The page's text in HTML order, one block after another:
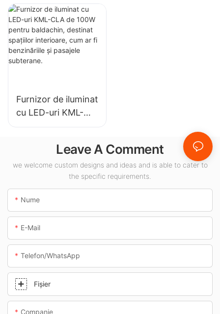
pentru instalații
industriale,
depozite și alte
aplicații de iluminat
interior.
Furnizor de iluminat
cu LED-uri KML-
CLA de 100W
destinat spațiilor
interioare, cum ar fi
benzinăriile și
pasajele subterane.
Leave A Comment
we welcome custom designs and ideas and is able to cater to
the specific requirements.
Nume
E-Mail
Telefon/WhatsApp
Fişier
Companie